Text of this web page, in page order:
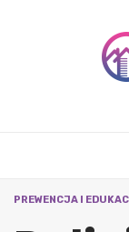
PREWENCJA I